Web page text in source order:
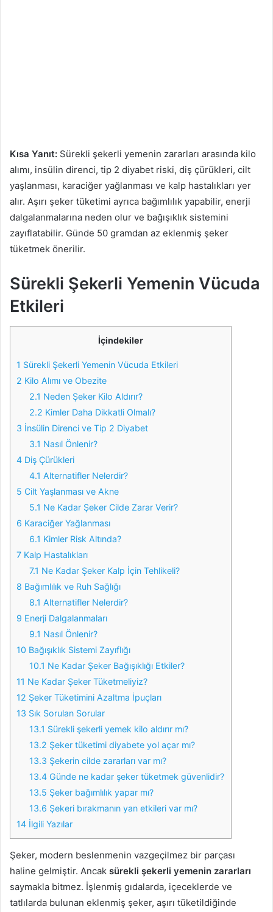
Kısa Yanıt: Sürekli şekerli yemenin zararları arasında kilo
alımı, insülin direnci, tip 2 diyabet riski, diş çürükleri, cilt
yaşlanması, karaciğer yağlanması ve kalp hastalıkları yer
alır. Aşırı şeker tüketimi ayrıca bağımlılık yapabilir, enerji
dalgalanmalarına neden olur ve bağışıklık sistemini
zayıflatabilir. Günde 50 gramdan az eklenmiş şeker
tüketmek önerilir.
Sürekli Şekerli Yemenin Vücuda
Etkileri
İçindekiler
1 Sürekli Şekerli Yemenin Vücuda Etkileri
2 Kilo Alımı ve Obezite
2.1 Neden Şeker Kilo Aldırır?
2.2 Kimler Daha Dikkatli Olmalı?
3 İnsülin Direnci ve Tip 2 Diyabet
3.1 Nasıl Önlenir?
4 Diş Çürükleri
4.1 Alternatifler Nelerdir?
5 Cilt Yaşlanması ve Akne
5.1 Ne Kadar Şeker Cilde Zarar Verir?
6 Karaciğer Yağlanması
6.1 Kimler Risk Altında?
7 Kalp Hastalıkları
7.1 Ne Kadar Şeker Kalp İçin Tehlikeli?
8 Bağımlılık ve Ruh Sağlığı
8.1 Alternatifler Nelerdir?
9 Enerji Dalgalanmaları
9.1 Nasıl Önlenir?
10 Bağışıklık Sistemi Zayıflığı
10.1 Ne Kadar Şeker Bağışıklığı Etkiler?
11 Ne Kadar Şeker Tüketmeliyiz?
12 Şeker Tüketimini Azaltma İpuçları
13 Sık Sorulan Sorular
13.1 Sürekli şekerli yemek kilo aldırır mı?
13.2 Şeker tüketimi diyabete yol açar mı?
13.3 Şekerin cilde zararları var mı?
13.4 Günde ne kadar şeker tüketmek güvenlidir?
13.5 Şeker bağımlılık yapar mı?
13.6 Şekeri bırakmanın yan etkileri var mı?
14 İlgili Yazılar
Şeker, modern beslenmenin vazgeçilmez bir parçası
haline gelmiştir. Ancak sürekli şekerli yemenin zararları
saymakla bitmez. İşlenmiş gıdalarda, içeceklerde ve
tatlılarda bulunan eklenmiş şeker, aşırı tüketildiğinde